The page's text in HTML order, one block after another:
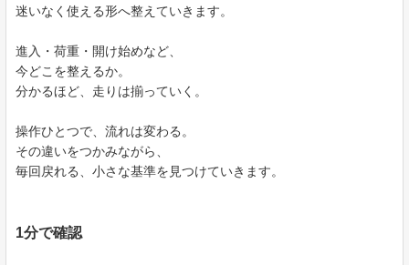
迷いなく使える形へ整えていきます。
進入・荷重・開け始めなど、
今どこを整えるか。
分かるほど、走りは揃っていく。
操作ひとつで、流れは変わる。
その違いをつかみながら、
毎回戻れる、小さな基準を見つけていきます。
1分で確認